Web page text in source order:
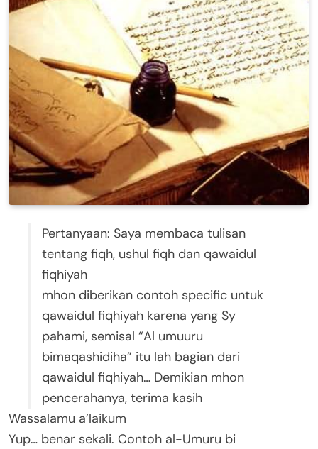
Pertanyaan: Saya membaca tulisan
tentang fiqh, ushul fiqh dan qawaidul
fiqhiyah
mhon diberikan contoh specific untuk
qawaidul fiqhiyah karena yang Sy
pahami, semisal “Al umuuru
bimaqashidiha” itu lah bagian dari
qawaidul fiqhiyah… Demikian mhon
pencerahanya, terima kasih
Wassalamu a’laikum
Yup… benar sekali. Contoh al-Umuru bi